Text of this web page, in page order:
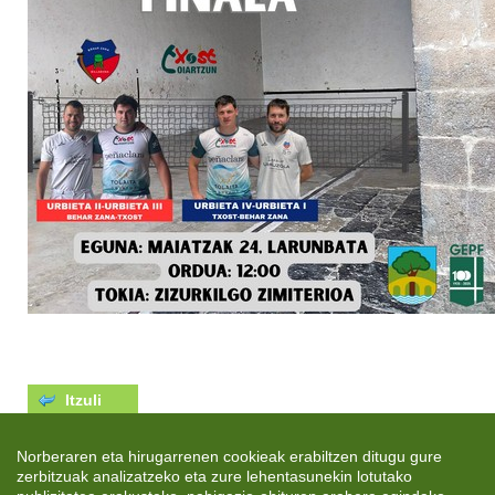
Itzuli
Norberaren eta hirugarrenen cookieak erabiltzen ditugu gure
zerbitzuak analizatzeko eta zure lehentasunekin lotutako